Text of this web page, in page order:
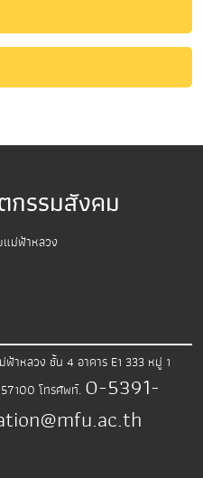
กรรมสังคม
ม่ฟ้าหลวง
ฟ้าหลวง ชั้น 4 อาคาร E1 333 หมู่ 1
โทรศัพท์. 0-5391-